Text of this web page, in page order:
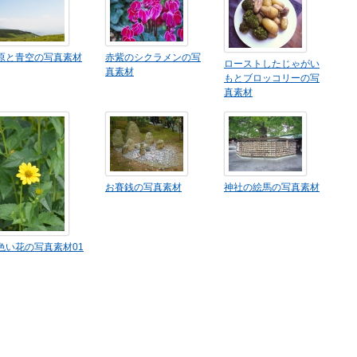
と青空の写真素材
赤紫のシクラメンの写
真素材
ローストしたじゃがい
もとブロッコリーの写
真素材
い花の写真素材01
お賽銭の写真素材 神社の絵馬の写真素材